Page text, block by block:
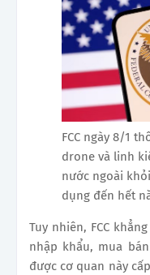
FCC ngày 8/1
drone và linh
nước ngoài
dụng đến hết
Tuy nhiên, FCC
nhập khẩu, mua
được cơ quan này